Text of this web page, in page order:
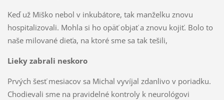
Keď už Miško nebol v inkubátore, tak manželku znovu
hospitalizovali. Mohla si ho opäť objať a znovu kojiť. Bolo to
naše milované dieťa, na ktoré sme sa tak tešili,
Lieky zabrali neskoro
Prvých šesť mesiacov sa Michal vyvíjal zdanlivo v poriadku.
Chodievali sme na pravidelné kontroly k neurológovi